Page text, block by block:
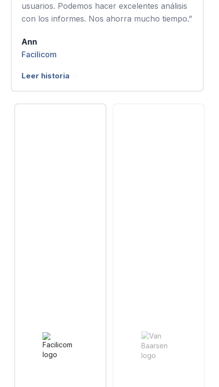
usuarios. Podemos hacer excelentes análisis
con los informes. Nos ahorra mucho tiempo.”
Ann
Facilicom
Leer historia